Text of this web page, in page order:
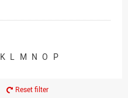
Professor*innen im
K L M N O P
Reset filter